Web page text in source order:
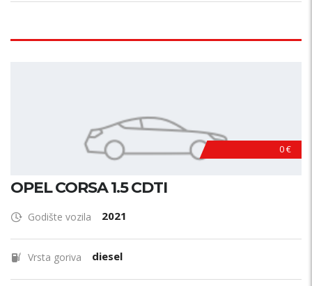
0 €
OPEL CORSA 1.5 CDTI
Godište vozila 2021
Vrsta goriva diesel